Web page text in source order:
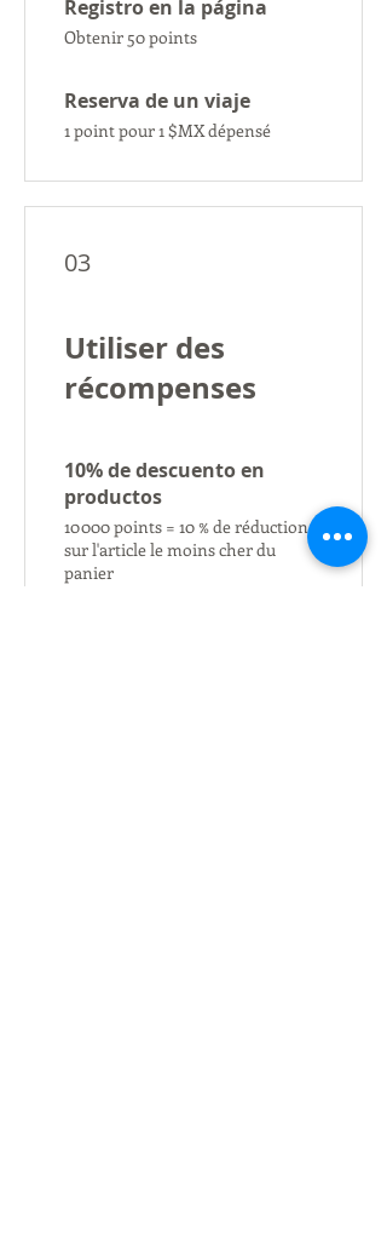
Registro en la página
Obtenir 50 points
Reserva de un viaje
1 point pour 1 $MX dépensé
03
Utiliser des
récompenses
10% de descuento en
productos
10 000 points = 10 % de réduction
sur l'article le moins cher du
panier